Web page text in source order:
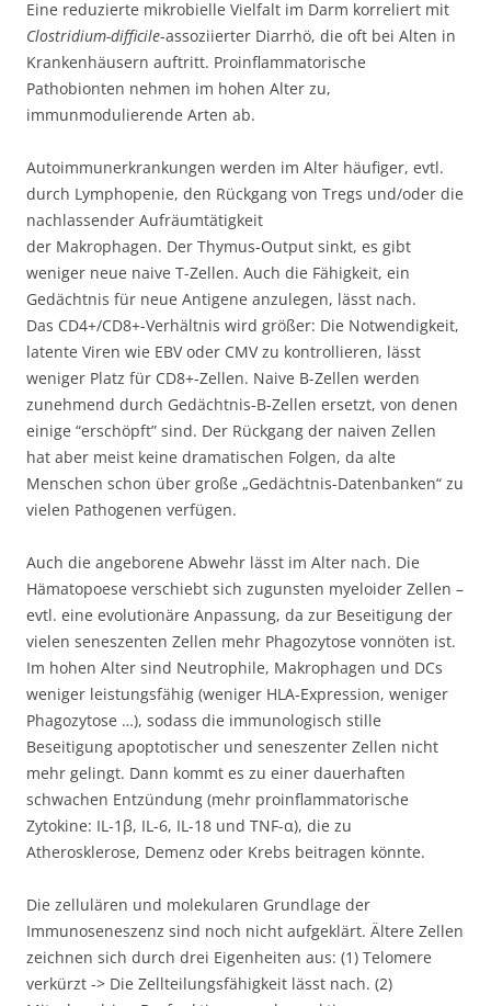
Eine reduzierte mikrobielle Vielfalt im Darm korreliert mit
Clostridium-difficile-assoziierter Diarrhö, die oft bei Alten in
Krankenhäusern auftritt. Proinflammatorische
Pathobionten nehmen im hohen Alter zu,
immunmodulierende Arten ab.
Autoimmunerkrankungen werden im Alter häufiger, evtl.
durch Lymphopenie, den Rückgang von Tregs und/oder die
nachlassender Aufräumtätigkeit
der Makrophagen. Der Thymus-Output sinkt, es gibt
weniger neue naive T-Zellen. Auch die Fähigkeit, ein
Gedächtnis für neue Antigene anzulegen, lässt nach.
Das CD4+/CD8+-Verhältnis wird größer: Die Notwendigkeit,
latente Viren wie EBV oder CMV zu kontrollieren, lässt
weniger Platz für CD8+-Zellen. Naive B-Zellen werden
zunehmend durch Gedächtnis-B-Zellen ersetzt, von denen
einige “erschöpft” sind. Der Rückgang der naiven Zellen
hat aber meist keine dramatischen Folgen, da alte
Menschen schon über große „Gedächtnis-Datenbanken“ zu
vielen Pathogenen verfügen.
Auch die angeborene Abwehr lässt im Alter nach. Die
Hämatopoese verschiebt sich zugunsten myeloider Zellen –
evtl. eine evolutionäre Anpassung, da zur Beseitigung der
vielen seneszenten Zellen mehr Phagozytose vonnöten ist.
Im hohen Alter sind Neutrophile, Makrophagen und DCs
weniger leistungsfähig (weniger HLA-Expression, weniger
Phagozytose …), sodass die immunologisch stille
Beseitigung apoptotischer und seneszenter Zellen nicht
mehr gelingt. Dann kommt es zu einer dauerhaften
schwachen Entzündung (mehr proinflammatorische
Zytokine: IL-1β, IL-6, IL-18 und TNF-α), die zu
Atherosklerose, Demenz oder Krebs beitragen könnte.
Die zellulären und molekularen Grundlage der
Immunoseneszenz sind noch nicht aufgeklärt. Ältere Zellen
zeichnen sich durch drei Eigenheiten aus: (1) Telomere
verkürzt -> Die Zellteilungsfähigkeit lässt nach. (2)